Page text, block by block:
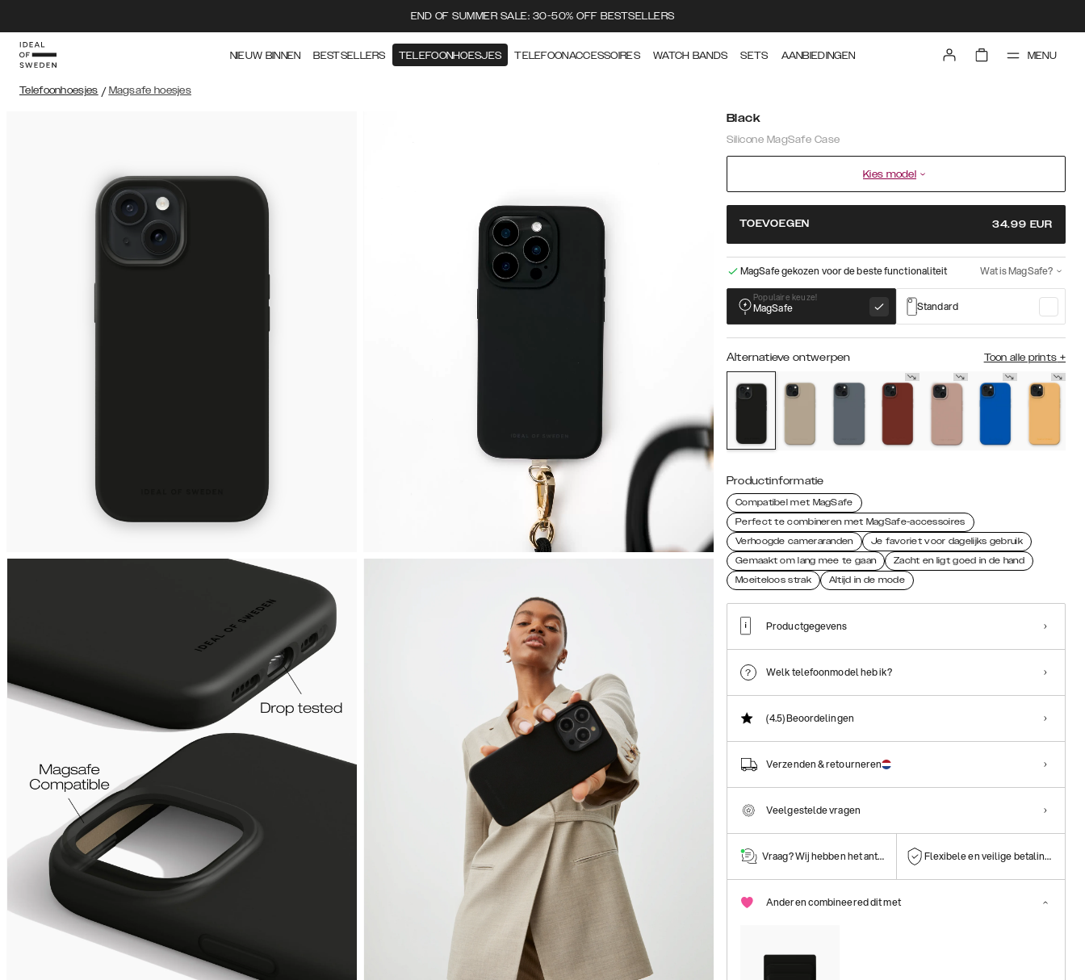
END OF SUMMER SALE: 30-50% OFF BESTSELLERS
NIEUW BINNEN BESTSELLERS TELEFOONHOESJES TELEFOONACCESSOIRES WATCH BANDS SETS AANBIEDINGEN MENU
Telefoonhoesjes / Magsafe hoesjes
Black
Silicone MagSafe Case
Kies model
TOEVOEGEN 34.99 EUR
MagSafe gekozen voor de beste functionaliteit Wat is MagSafe?
Populaire keuze!
MagSafe Standard
Alternatieve ontwerpen Toon alle prints +
Productinformatie
Compatibel met MagSafe
Perfect te combineren met MagSafe-accessoires
Verhoogde cameraranden
Je favoriet voor dagelijks gebruik
Gemaakt om lang mee te gaan
Zacht en ligt goed in de hand
Moeiteloos strak
Altijd in de mode
Productgegevens
Welk telefoonmodel heb ik?
(4.5)Beoordelingen
Verzenden & retourneren
Veelgestelde vragen
Vraag? Wij hebben het antwoord! Flexibele en veilige betalingen
Anderen combineered dit met